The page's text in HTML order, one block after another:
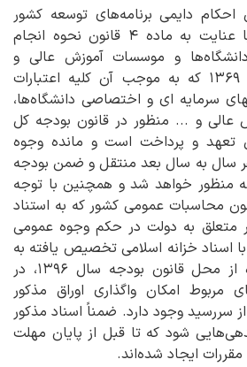
ماده ۱ قانون احکام دایمی برنامه‌های توسعه کشور
مصوب سال ۱۳۹۵ و با عنایت به ماده ۴ قانون نحوه انجام
دانشگاه‌ها و موسسات آموزش عالی و
تحقیقاتی مصوب سال ۱۳۶۹ که به موجب آن کلیه اعتبارات
سرمایه ای و اختصاصی دانشگاه‌ها،
عالی و ... منظور در قانون بودجه کل
تعهد و پرداخت است و مانده وجوه
سال به سال بعد منتقل و ضمن بودجه
منظور خواهد شد و همچنین با توجه
۲ ماده ۱۳ قانون محاسبات عمومی کشور که به استناد
متعلق به دولت در حکم وجوه عمومی
اسناد خزانه اسلامی تخصیص یافته به
دستگاه‌های مورد اشاره از محل قانون بودجه سال ۱۳۹۶، در
مربوط امکان واگذاری اوراق مذکور
سررسید وجود دارد. ضمناً اسناد مذکور
شود که تا قبل از پایان مهلت
ایجاد شده‌اند.